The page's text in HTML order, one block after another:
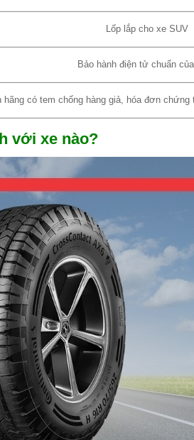
Lốp lắp cho xe SUV
Bảo hành điện tử chuẩn
hãng có tem chống hàng giả, hóa đơn
với xe nào?